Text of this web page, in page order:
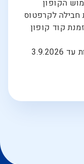
הקופון
קוד קופון